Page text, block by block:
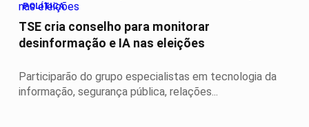
POLÍTICA
TSE cria conselho para monitorar
desinformação e IA nas eleições
Participarão do grupo especialistas em tecnologia da
informação, segurança pública, relações...